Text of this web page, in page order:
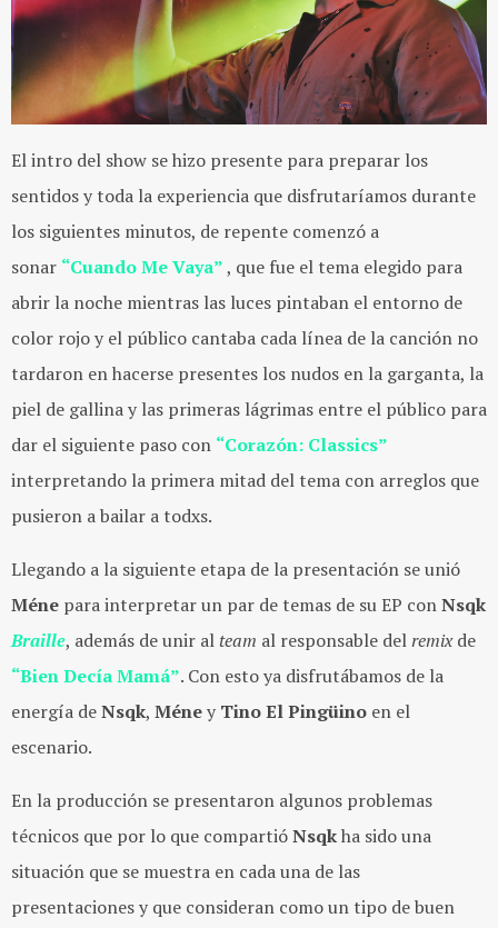
El intro del show se hizo presente para preparar los
sentidos y toda la experiencia que disfrutaríamos durante
los siguientes minutos, de repente comenzó a
sonar “Cuando Me Vaya”, que fue el tema elegido para
abrir la noche mientras las luces pintaban el entorno de
color rojo y el público cantaba cada línea de la canción no
tardaron en hacerse presentes los nudos en la garganta, la
piel de gallina y las primeras lágrimas entre el público para
dar el siguiente paso con “Corazón: Classics”
interpretando la primera mitad del tema con arreglos que
pusieron a bailar a todxs.
Llegando a la siguiente etapa de la presentación se unió
Méne para interpretar un par de temas de su EP conNsqk
Braille, además de unir al team al responsable delremixde
“Bien Decía Mamá”. Con esto ya disfrutábamos de la
energía deNsqk, Méney Tino El Pingüino en el
escenario.
En la producción se presentaron algunos problemas
técnicos que por lo que compartióNsqkha sido una
situación que se muestra en cada una de las
presentaciones y que consideran como un tipo de buen